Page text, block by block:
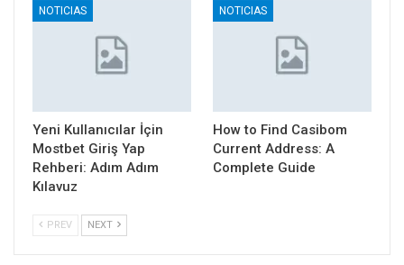
NOTICIAS
Yeni Kullanıcılar İçin
Mostbet Giriş Yap
Rehberi: Adım Adım
Kılavuz
NOTICIAS
How to Find Casibom
Current Address: A
Complete Guide
PREV NEXT